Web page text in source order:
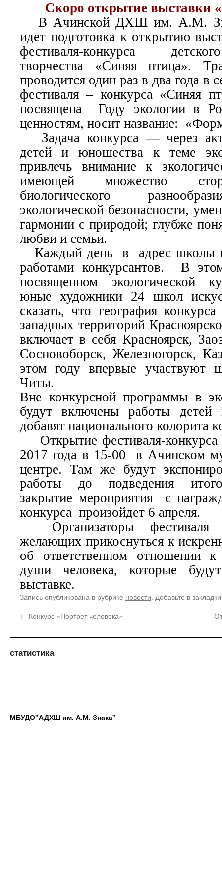
Скоро открытие выставки
В Ачинской ДХШ им. А.М.
идет подготовка к открытию
фестиваля-конкурса
творчества «Синяя птица».
проводится один раз в два года в
фестиваля – конкурса «Синяя
посвящена Году экологии в
ценностям, носит название:
Задача конкурса — через
детей и юношества к теме
привлечь внимание к
имеющей множество
биологического
экологической безопасности,
гармонии с природой; глубже
любви и семьи.
Каждый день в адрес школы
работами конкурсантов. В
посвященном экологической
юные художники 24 школ
сказать, что география
западных территорий
включает в себя Красноярск,
Сосновоборск, Железногорск,
этом году впервые участвуют
Читы.
Вне конкурсной программы в
будут включены работы детей
добавят национального колорита
Открытие фестиваля-конкурса
2017 года в 15-00 в Ачинском
центре. Там же будут
работы до подведения
закрытие мероприятия с
конкурса произойдет 6 апреля.
Организаторы фестиваля
желающих прикоснуться к
об ответственном отношении к
души человека, которые
выставке.
Запись опубликована в рубрике новости. Добавьте в
← Конкурс «Портрет человека»
статистика
МБУДО"АДХШ им. А.М. Знака"